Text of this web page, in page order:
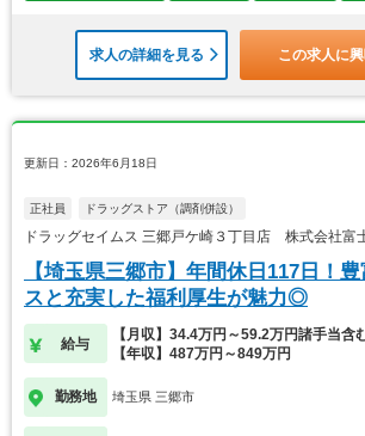
求人の詳細を見る この求人に
更新日：2026年6月18日
正社員 ドラッグストア（調剤併設）
ドラッグセイムス 三郷戸ケ崎３丁目店 株式会社富
【埼玉県三郷市】年間休日117日！
スと充実した福利厚生が魅力◎
給与
【月収】34.4万円～59.2万円諸手当含
【年収】487万円～849万円
勤務地 埼玉県 三郷市